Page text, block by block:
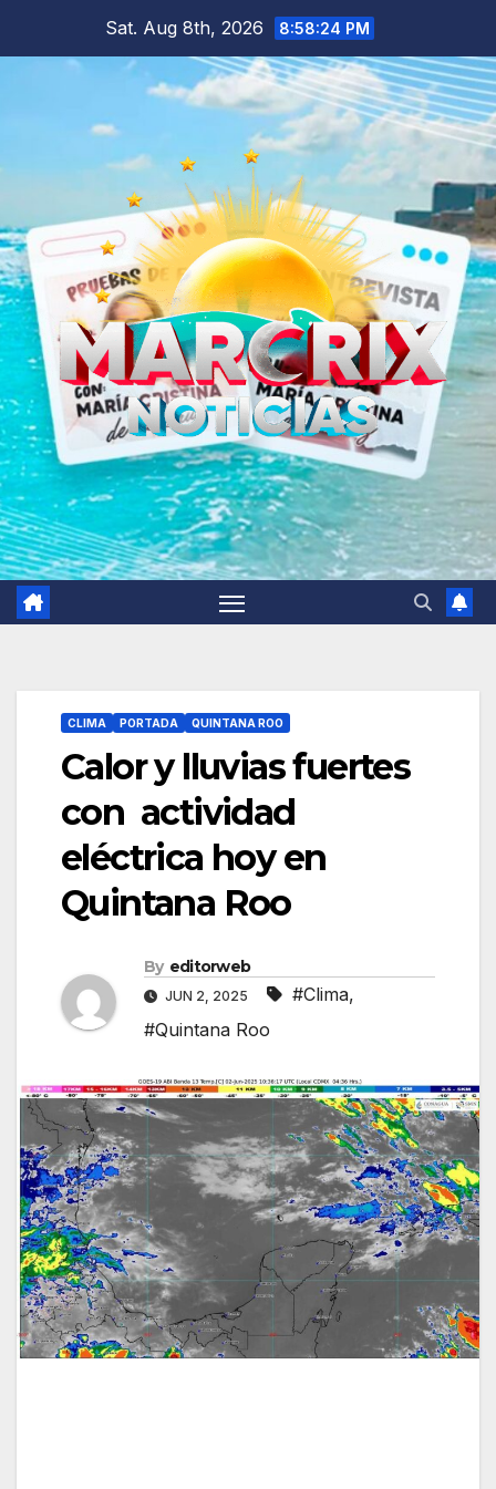
Sat. Aug 8th, 2026 8:58:25 PM
CLIMA PORTADA QUINTANA ROO
Calor y lluvias fuertes
con actividad
eléctrica hoy en
Quintana Roo
By editorweb
JUN 2, 2025 #Clima,
#Quintana Roo